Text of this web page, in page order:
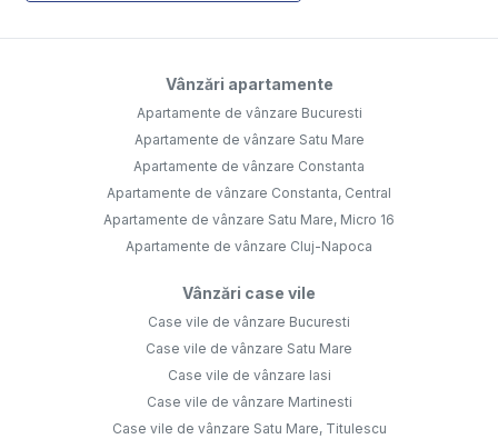
Vânzări apartamente
Apartamente de vânzare Bucuresti
Apartamente de vânzare Satu Mare
Apartamente de vânzare Constanta
Apartamente de vânzare Constanta, Central
Apartamente de vânzare Satu Mare, Micro 16
Apartamente de vânzare Cluj-Napoca
Vânzări case vile
Case vile de vânzare Bucuresti
Case vile de vânzare Satu Mare
Case vile de vânzare Iasi
Case vile de vânzare Martinesti
Case vile de vânzare Satu Mare, Titulescu